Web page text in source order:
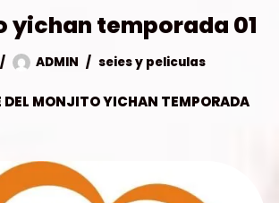
yichan temporada 01
ADMIN seies y peliculas
DEL MONJITO YICHAN TEMPORADA